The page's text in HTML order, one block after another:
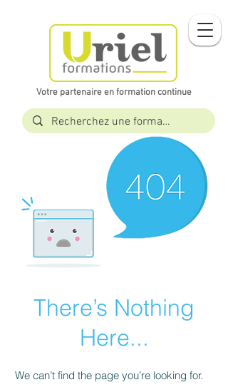
Votre partenaire en formation continue​​
There’s Nothing
Here...
We can’t find the page you’re looking for.